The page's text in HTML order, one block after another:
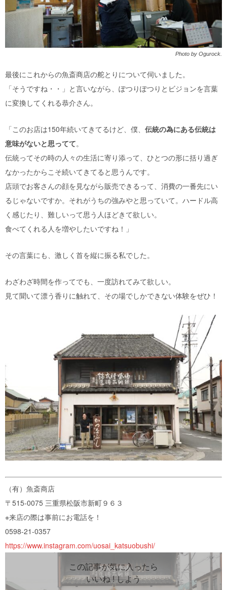
Photo by Ogurock.
最後にこれからの魚斎商店の舵とりについて伺いました。
「そうですね・・」と言いながら、ぽつりぽつりとビジョンを言葉
に変換してくれる恭介さん。
「このお店は150年続いてきてるけど、僕、 伝統の為にある伝統は
意味がないと思ってて。
伝統ってその時の人々の生活に寄り添って、ひとつの形に括り過ぎ
なかったからこそ続いてきてると思うんです。
店頭でお客さんの顔を見ながら販売できるって、消費の一番先にい
るじゃないですか。それがうちの強みやと思っていて。ハードル高
く感じたり、難しいって思う人ほどきて欲しい。
食べてくれる人を増やしたいですね！」
その言葉にも、激しく首を縦に振る私でした。
わざわざ時間を作ってでも、一度訪れてみて欲しい。
見て聞いて漂う香りに触れて、その場でしかできない体験をぜひ！
（有）魚斎商店
〒515-0075 三重県松阪市新町９６３
※来店の際は事前にお電話を！
0598-21-0357
https://www.instagram.com/uosai_katsuobushi/
この記事が気に入ったら
いいね ! しよう